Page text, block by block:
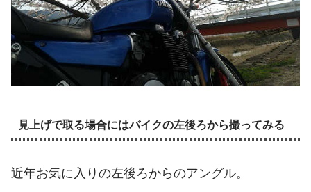
見上げで取る場合にはバイクの左後ろから撮ってみる
近年お気に入りの左後ろからのアングル。